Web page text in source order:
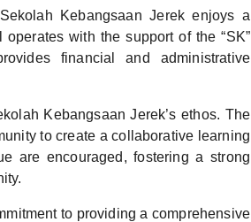
Kebangsaan Jerek enjoys a
with the support of the “SK”
financial and administrative
Kebangsaan Jerek’s ethos. The
to create a collaborative learning
are encouraged, fostering a strong
to providing a comprehensive